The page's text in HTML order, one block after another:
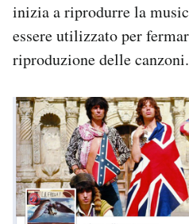
inizia a riprodurre la
essere utilizzato per
riproduzione delle canzoni.